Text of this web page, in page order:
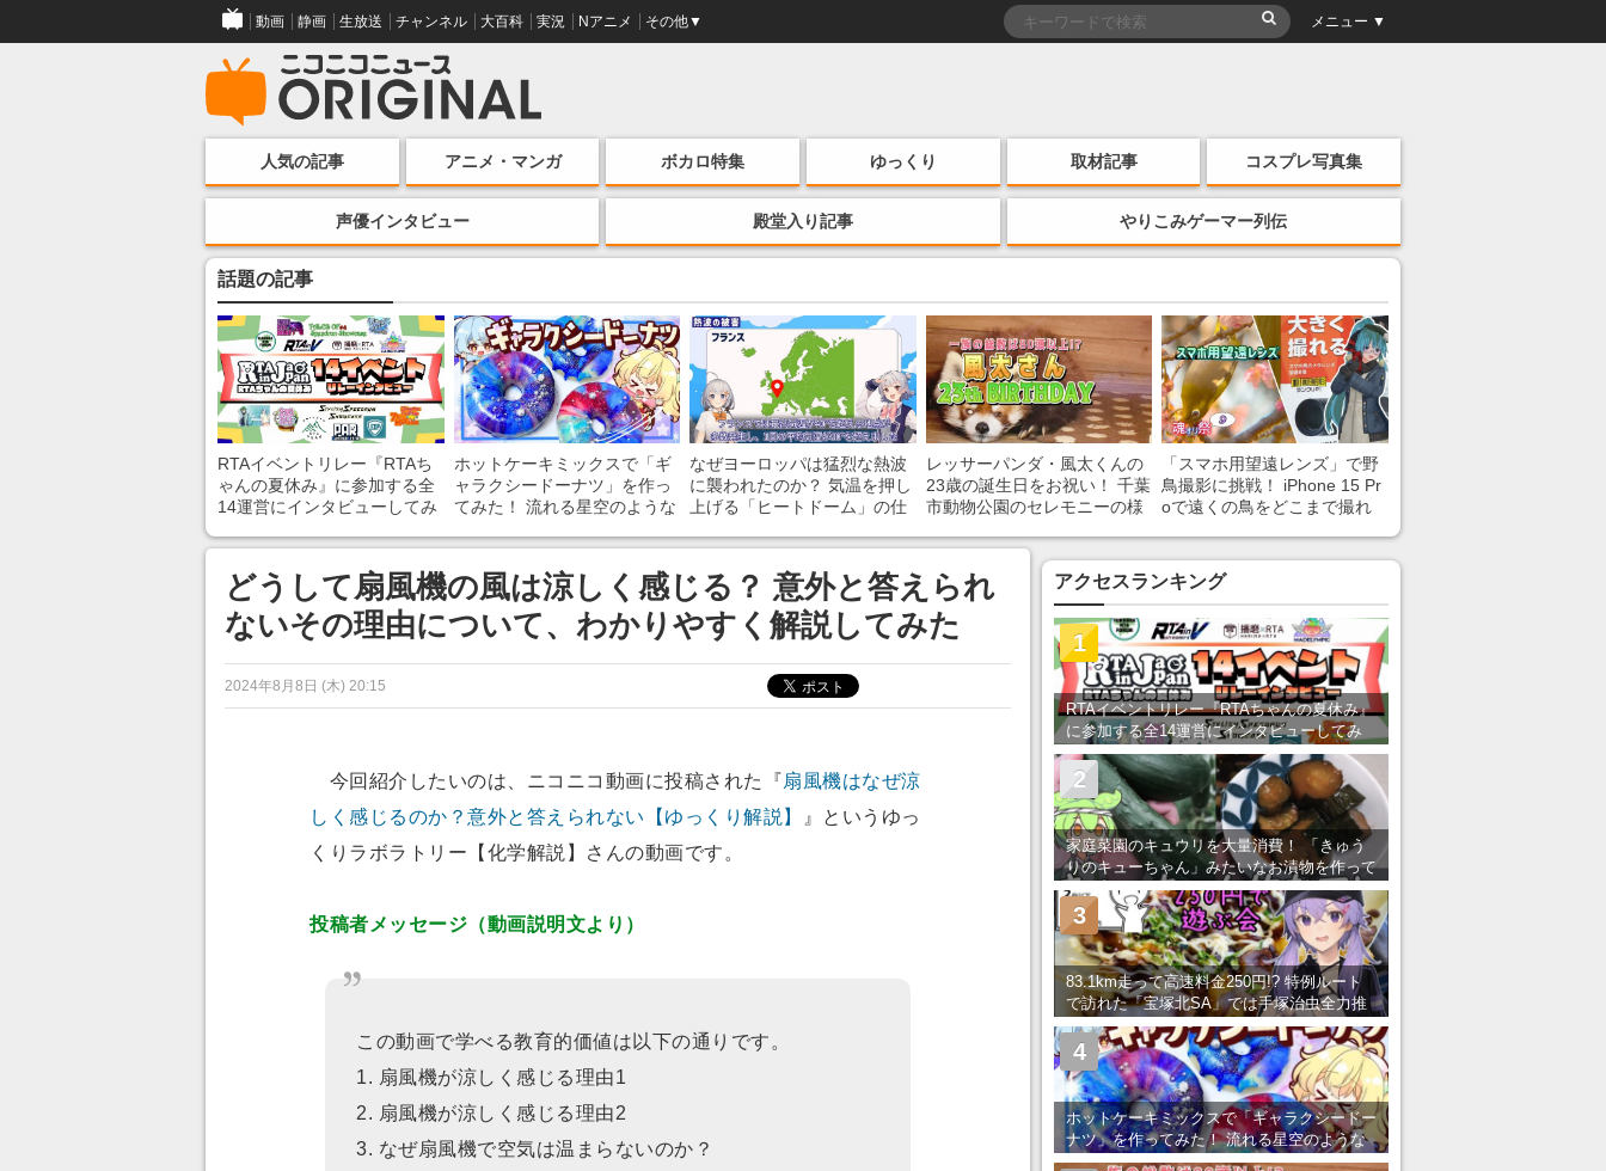
動画 静画 生放送 チャンネル 大百科 実況 Nアニメ その他▼ メニュー ▼
人気の記事 アニメ・マンガ ボカロ特集 ゆっくり 取材記事 コスプレ写真集
声優インタビュー 殿堂入り記事 やりこみゲーマー列伝
話題の記事
RTAイベントリレー『RTAち
ゃんの夏休み』に参加する全
14運営にインタビューしてみ
ンネルの貸し出しを利用し8/9
から1週間にわたって開催
ホットケーキミックスで「ギ
ャラクシードーナツ」を作っ
てみた！ 流れる星空のような
なぜヨーロッパは猛烈な熱波
に襲われたのか？ 気温を押し
上げる「ヒートドーム」の仕
レッサーパンダ・風太くんの
23歳の誕生日をお祝い！ 千葉
市動物公園のセレモニーの様
「スマホ用望遠レンズ」で野
鳥撮影に挑戦！ iPhone 15 Pr
oで遠くの鳥をどこまで撮れ
どうして扇風機の風は涼しく感じる？ 意外と答えられ
ないその理由について、わかりやすく解説してみた
2024年8月8日 (木) 20:15
今回紹介したいのは、ニコニコ動画に投稿された『扇風機はなぜ涼
しく感じるのか？意外と答えられない【ゆっくり解説】
』というゆっ
くりラボラトリー【化学解説】さんの動画です。
投稿者メッセージ（動画説明文より）
この動画で学べる教育的価値は以下の通りです。
1. 扇風機が涼しく感じる理由1
2. 扇風機が涼しく感じる理由2
3. なぜ扇風機で空気は温まらないのか？
アクセスランキング
RTAイベントリレー『RTAちゃんの夏休み』
に参加する全14運営にインタビューしてみ
た！ 「RTA in Japan」のチャンネルの貸し
出しを利用し8/9から1週間にわたって開催
1
家庭菜園のキュウリを大量消費！ 「きゅう
りのキューちゃん」みたいなお漬物を作って
みた
2
83.1km走って高速料金250円!? 特例ルート
で訪れた「宝塚北SA」では手塚治虫全力推
し＆関西グルメが楽しめる！
3
ホットケーキミックスで「ギャラクシードー
ナツ」を作ってみた！ 流れる星空のような
レンチン・レシピを紹介
4